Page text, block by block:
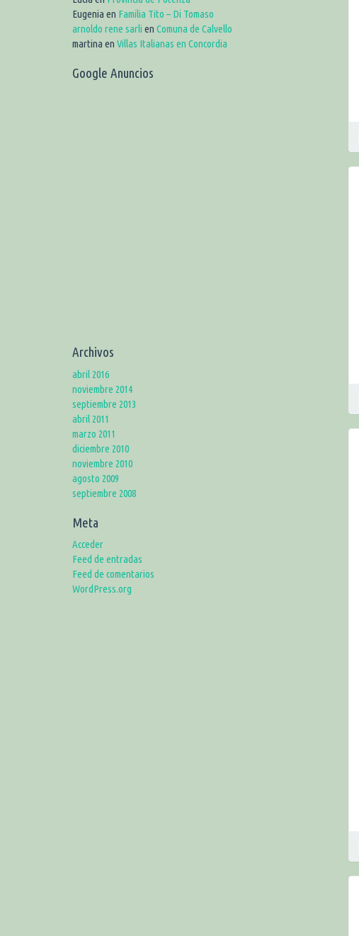
Eugenia en Familia Tito – Di Tomaso
arnoldo rene sarli en Comuna de Calvello
martina en Villas Italianas en Concordia
Google Anuncios
Archivos
abril 2016
noviembre 2014
septiembre 2013
abril 2011
marzo 2011
diciembre 2010
noviembre 2010
agosto 2009
septiembre 2008
Meta
Acceder
Feed de entradas
Feed de comentarios
WordPress.org